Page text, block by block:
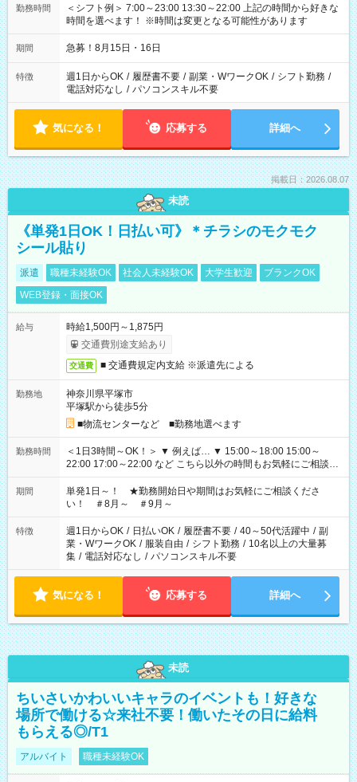
勤務時間
＜シフト例＞ 7:00～23:00 13:30～22:00 上記の時間から好きな
時間を選べます！ ※時間は変更となる可能性があります
期間 急募！8月15日・16日
特徴 週1日からOK / 履歴書不要 / 副業・WワークOK / シフト勤務 /
電話対応なし / パソコンスキル不要
気になる！ 応募する 詳細へ
掲載日：2026.08.07
未読
《単発1日OK！日払い可》＊チラシのモクモク
シール貼り
派遣 職種未経験OK 社会人未経験OK 大学生歓迎
ブランクOK
WEB登録・面接OK
給与
時給1,500円～1,875円
交通費別途支給あり
交通費 ■ 交通費規定内支給 ※派遣先による
勤務地
神奈川県平塚市
平塚駅から徒歩5分
■物流センターなど ■勤務地選べます
勤務時間
＜1日3時間～OK！＞ ▼ 例えば… ▼ 15:00～18:00 15:00～
22:00 17:00～22:00 など こちら以外の時間もお気軽にご相談く
ださい！
期間
単発1日～！ ★勤務開始日や期間はお気軽にご相談くださ
い！ ＃8月～ ＃9月～
特徴 週1日からOK / 日払いOK / 履歴書不要 / 40～50代活躍中 / 副
業・WワークOK / 服装自由 / シフト勤務 / 10名以上の大量募
集 / 電話対応なし / パソコンスキル不要
気になる！ 応募する 詳細へ
未読
ちいさいかわいいキャラのイベントも！好きな
場所で働ける☆来社不要！働いたその日に給料
もらえる◎/T1
アルバイト 職種未経験OK